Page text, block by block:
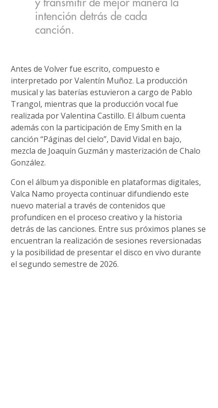
y transmitir de mejor manera la
intención detrás de cada
canción.
Antes de Volver fue escrito, compuesto e
interpretado por Valentín Muñoz. La producción
musical y las baterías estuvieron a cargo de Pablo
Trangol, mientras que la producción vocal fue
realizada por Valentina Castillo. El álbum cuenta
además con la participación de Emy Smith en la
canción “Páginas del cielo”, David Vidal en bajo,
mezcla de Joaquín Guzmán y masterización de Chalo
González.
Con el álbum ya disponible en plataformas digitales,
Valca Namo proyecta continuar difundiendo este
nuevo material a través de contenidos que
profundicen en el proceso creativo y la historia
detrás de las canciones. Entre sus próximos planes se
encuentran la realización de sesiones reversionadas
y la posibilidad de presentar el disco en vivo durante
el segundo semestre de 2026.